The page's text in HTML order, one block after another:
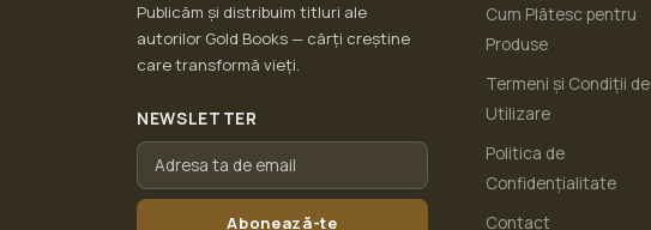
Publicăm și distribuim titluri ale
autorilor Gold Books — cărți creștine
care transformă vieți.
NEWSLETTER
Abonează-te
Cum Plătesc pentru
Produse
Termeni și Condiții de
Utilizare
Politica de
Confidențialitate
Contact